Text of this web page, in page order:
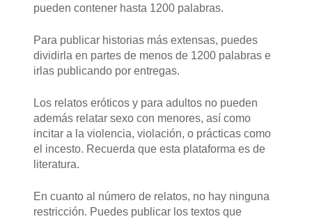
pueden contener hasta 1200 palabras.
Para publicar historias más extensas, puedes
dividirla en partes de menos de 1200 palabras e
irlas publicando por entregas.
Los relatos eróticos y para adultos no pueden
además relatar sexo con menores, así como
incitar a la violencia, violación, o prácticas como
el incesto. Recuerda que esta plataforma es de
literatura.
En cuanto al número de relatos, no hay ninguna
restricción. Puedes publicar los textos que